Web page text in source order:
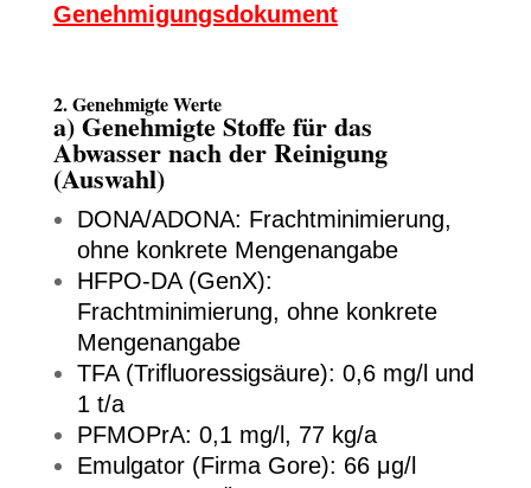
Genehmigungsdokument
2. Genehmigte Werte
a) Genehmigte Stoffe für das
Abwasser nach der Reinigung
(Auswahl)
DONA/ADONA: Frachtminimierung,
ohne konkrete Mengenangabe
HFPO-DA (GenX):
Frachtminimierung, ohne konkrete
Mengenangabe
TFA (Trifluoressigsäure): 0,6 mg/l und
1 t/a
PFMOPrA: 0,1 mg/l, 77 kg/a
Emulgator (Firma Gore): 66 μg/l